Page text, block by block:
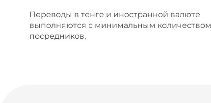
Переводы в тенге и иностранной валюте
выполняются с минимальным количеством
посредников.